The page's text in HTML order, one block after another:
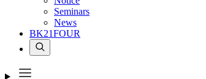
Seminars
News
BK21FOUR